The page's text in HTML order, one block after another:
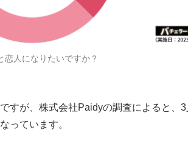
恋人になりたいですか？
すが、株式会社Paidyの調査によると、3
っています。